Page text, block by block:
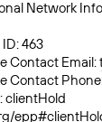
Network
463
Contact Email:
Contact
clientHold